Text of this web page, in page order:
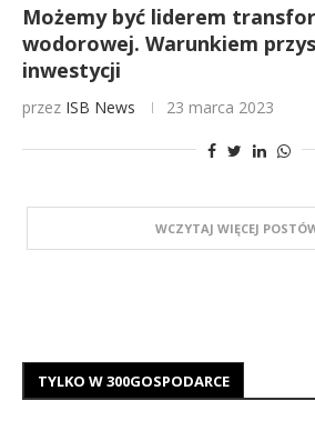
Możemy być liderem
wodorowej. Warunkiem
inwestycji
przez ISB News 23 marca 2023
WCZYTAJ WIĘCEJ
TYLKO W 300GOSPODARCE